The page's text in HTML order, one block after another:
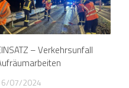
– Verkehrsunfall
07/2024